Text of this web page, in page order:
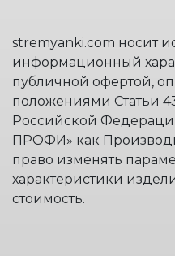
stremyanki.com носит
информационный
публичной офертой,
положениями Статьи
Российской
ПРОФИ» как
право изменять
характеристики
стоимость.